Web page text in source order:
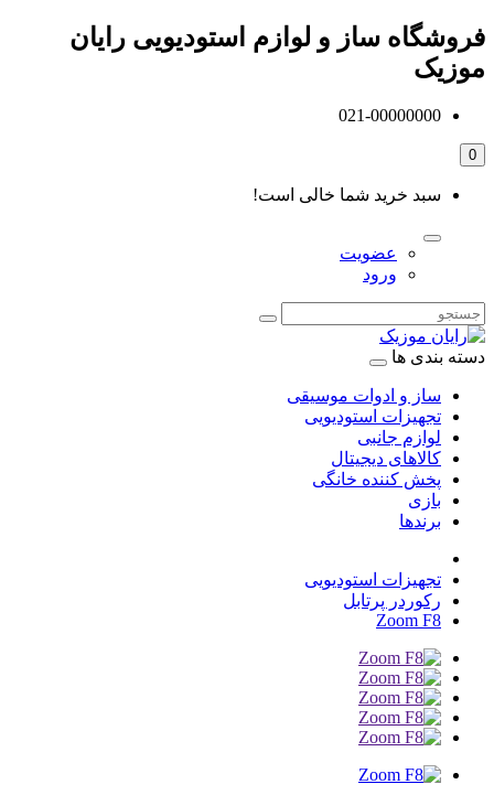
فروشگاه ساز و لوازم استودیویی رایان
موزیک
021-00000000
0
سبد خرید شما خالی است!
عضویت
ورود
دسته بندی ها
ساز و ادوات موسیقی
تجهیزات استودیویی
لوازم جانبی
کالاهای دیجیتال
پخش کننده خانگی
بازی
برندها
تجهیزات استودیویی
رکوردر پرتابل
Zoom F8